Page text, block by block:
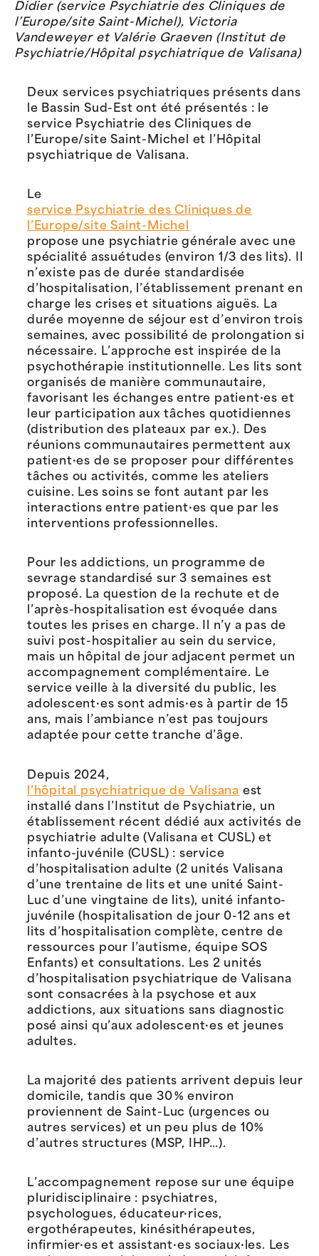
Didier (service Psychiatrie des Cliniques de
l’Europe/site Saint-Michel), Victoria
Vandeweyer et Valérie Graeven (Institut de
Psychiatrie/Hôpital psychiatrique de Valisana)
Deux services psychiatriques présents dans
le Bassin Sud-Est ont été présentés : le
service Psychiatrie des Cliniques de
l’Europe/site Saint-Michel et l’Hôpital
psychiatrique de Valisana.
Le
service Psychiatrie des Cliniques de
l’Europe/site Saint-Michel
propose une psychiatrie générale avec une
spécialité assuétudes (environ 1/3 des lits). Il
n’existe pas de durée standardisée
d’hospitalisation, l’établissement prenant en
charge les crises et situations aiguës. La
durée moyenne de séjour est d’environ trois
semaines, avec possibilité de prolongation si
nécessaire. L’approche est inspirée de la
psychothérapie institutionnelle. Les lits sont
organisés de manière communautaire,
favorisant les échanges entre patient·es et
leur participation aux tâches quotidiennes
(distribution des plateaux par ex.). Des
réunions communautaires permettent aux
patient·es de se proposer pour différentes
tâches ou activités, comme les ateliers
cuisine. Les soins se font autant par les
interactions entre patient·es que par les
interventions professionnelles.
Pour les addictions, un programme de
sevrage standardisé sur 3 semaines est
proposé. La question de la rechute et de
l’après-hospitalisation est évoquée dans
toutes les prises en charge. Il n’y a pas de
suivi post-hospitalier au sein du service,
mais un hôpital de jour adjacent permet un
accompagnement complémentaire. Le
service veille à la diversité du public, les
adolescent·es sont admis·es à partir de 15
ans, mais l’ambiance n’est pas toujours
adaptée pour cette tranche d’âge.
Depuis 2024,
l’hôpital psychiatrique de Valisana est
installé dans l’Institut de Psychiatrie, un
établissement récent dédié aux activités de
psychiatrie adulte (Valisana et CUSL) et
infanto-juvénile (CUSL) : service
d’hospitalisation adulte (2 unités Valisana
d’une trentaine de lits et une unité Saint-
Luc d’une vingtaine de lits), unité infanto-
juvénile (hospitalisation de jour 0-12 ans et
lits d’hospitalisation complète, centre de
ressources pour l’autisme, équipe SOS
Enfants) et consultations. Les 2 unités
d’hospitalisation psychiatrique de Valisana
sont consacrées à la psychose et aux
addictions, aux situations sans diagnostic
posé ainsi qu’aux adolescent·es et jeunes
adultes.
La majorité des patients arrivent depuis leur
domicile, tandis que 30 % environ
proviennent de Saint-Luc (urgences ou
autres services) et un peu plus de 10%
d’autres structures (MSP, IHP…).
L’accompagnement repose sur une équipe
pluridisciplinaire : psychiatres,
psychologues, éducateur·rices,
ergothérapeutes, kinésithérapeutes,
infirmier·es et assistant·es sociaux·les. Les